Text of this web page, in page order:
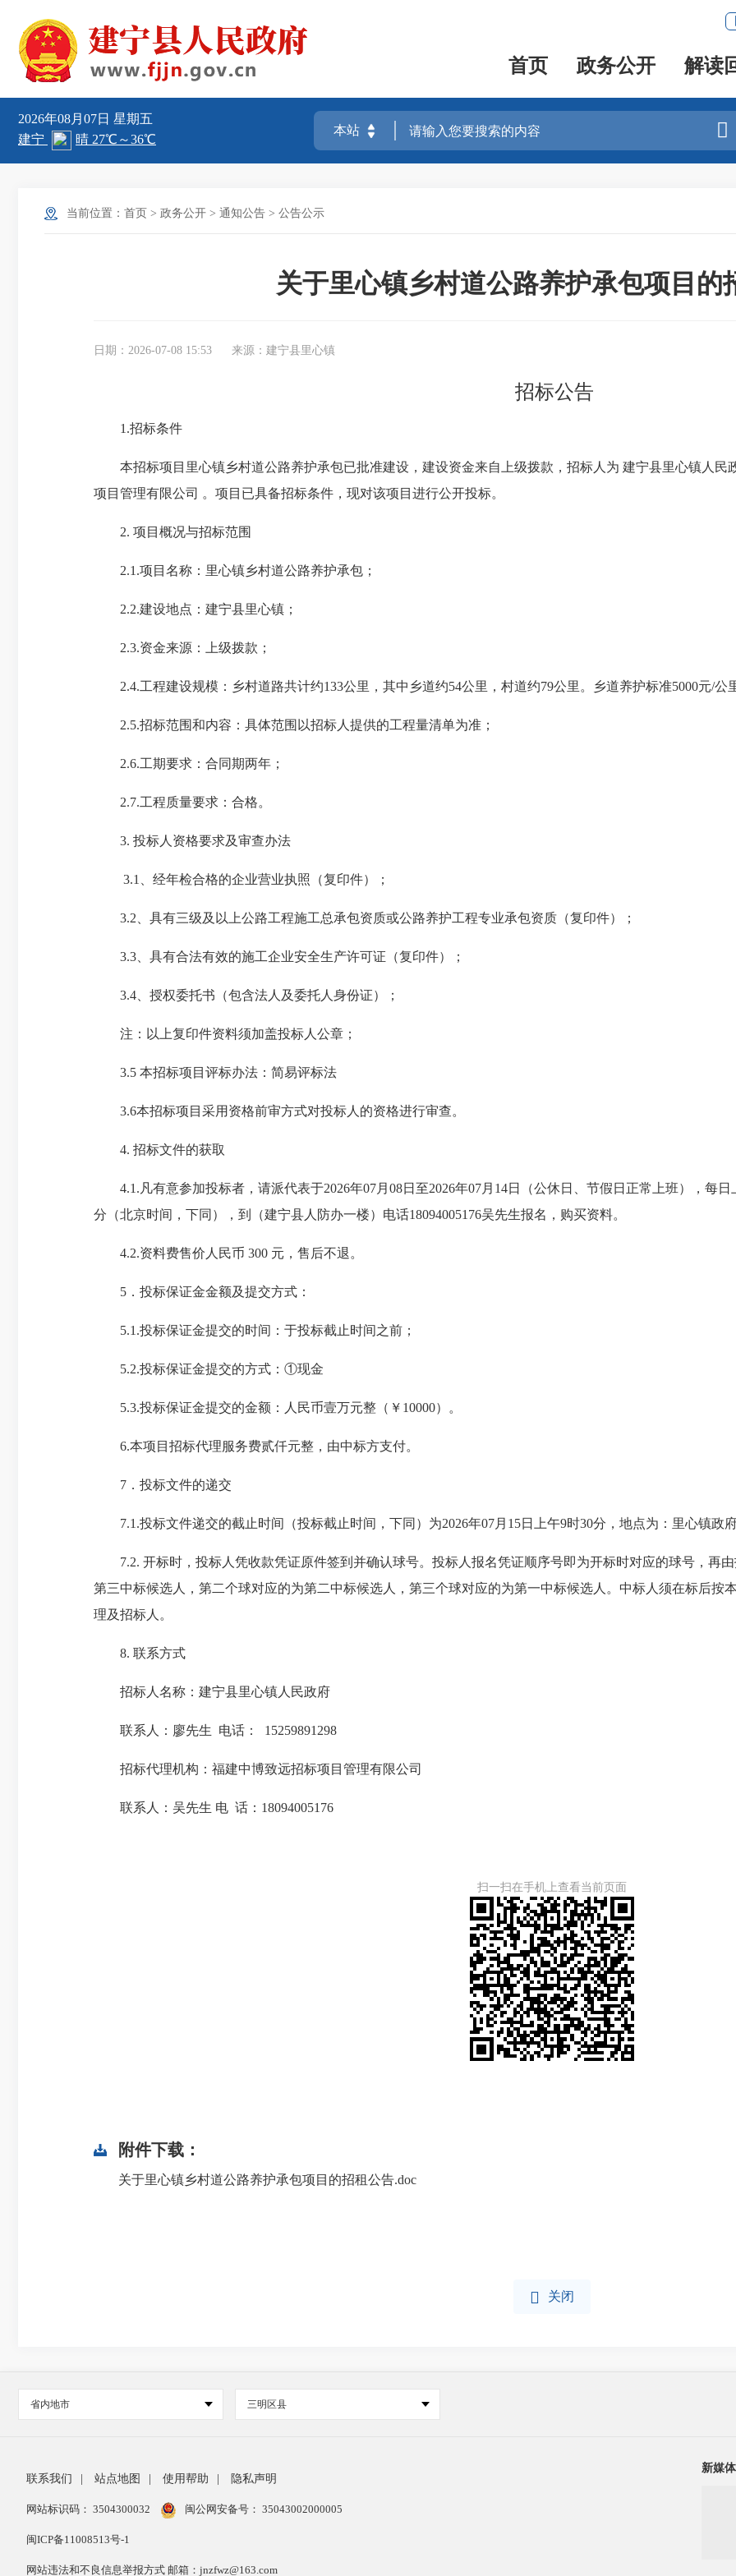
首页 政务公开 解读
2026年08月07日 星期五

当前位置： 首页 > 政务公开 > 通知公告 > 公告公示
关于里心镇乡村道公路养护承包项目的
日期：2026-07-08 15:53 来源：建宁县里心镇
招标公告
1.招标条件
本招标项目 里心镇乡村道公路养护承包已批准建设，建设资金来自 上级拨款 ，招标人为 建宁县里心镇人民
项目管理有限公司 。项目已具备招标条件，现对该项目进行公开投标。
2. 项目概况与招标范围
2.1.项目名称： 里心镇乡村道公路养护承包 ；
2.2.建设地点： 建宁县里心镇；
2.3.资金来源： 上级拨款 ；
2.4.工程建设规模： 乡村道路共计约133公里，其中乡道约54公里，村道约79公里。乡道养护标准5000元/公
2.5.招标范围和内容： 具体范围以招标人提供的工程量清单为准；
2.6.工期要求： 合同期两年；
2.7.工程质量要求： 合格。
3. 投标人资格要求及审查办法
3.1、经年检合格的企业营业执照（复印件）；
3.2、具有三级及以上公路工程施工总承包资质或公路养护工程专业承包资质（复印件）；
3.3、具有合法有效的施工企业安全生产许可证（复印件）；
3.4、授权委托书（包含法人及委托人身份证）；
注：以上复印件资料须加盖投标人公章；
3.5 本招标项目评标办法： 简易评标法
3.6本招标项目采用 资格前审方式对投标人的资格进行审查。
4. 招标文件的获取
4.1.凡有意参加投标者，请派代表于2026年07月08日至2026年07月14日（公休日、节假日正常上班） ，每
分（北京时间，下同），到
（建宁县人防办一楼）电话18094005176吴先生报名，购买资料。
4.2.资料费售价人民币 300 元，售后不退。
5．投标保证金金额及提交方式：
5.1.投标保证金提交的时间： 于投标截止时间之前；
5.2.投标保证金提交的方式： ①现金
5.3.投标保证金提交的金额： 人民币壹万元整（￥10000）。
6.本项目招标代理服务费贰仟元整，由中标方支付。
7．投标文件的递交
7.1.投标文件递交的截止时间（投标截止时间，下同）为2026年07月15日上午9时30分 ，地点为： 里心镇政
7.2. 开标时，投标人凭收款凭证原件签到并确认球号。投标人报名凭证顺序号即为开标时对应的球号，再
第三中标候选人，第二个球对应的为第二中标候选人，第三个球对应的为第一中标候选人。中标人须在标后按
理及招标人。
8. 联系方式
招标人名称： 建宁县里心镇人民政府
联系人： 廖先生 电话： 15259891298
招标代理机构： 福建中博致远招标项目管理有限公司
联系人： 吴先生 电 话： 18094005176
扫一扫在手机上查看当前页面
附件下载：
关于里心镇乡村道公路养护承包项目的招租公告.doc
 关闭
省内地市 三明区县
联系我们 站点地图 使用帮助 隐私声明
网站标识码： 3504300032 闽公网安备号： 35043002000005
闽ICP备11008513号-1
网站违法和不良信息举报方式 邮箱：jnzfwz@163.com
新媒